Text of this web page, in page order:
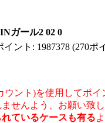
ガール2 02 0
ント: 1987378 (270ポ
ント)を使用してポ
せんよう、お願い致
ているケースも有る